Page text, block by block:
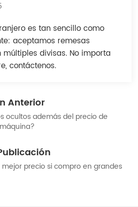
es tan sencillo como
aceptamos remesas
múltiples divisas. No importa
contáctenos.
Anterior
ocultos además del precio de
precio si compro en grandes